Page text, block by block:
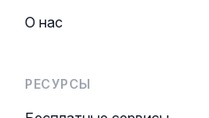
О нас
РЕСУРСЫ